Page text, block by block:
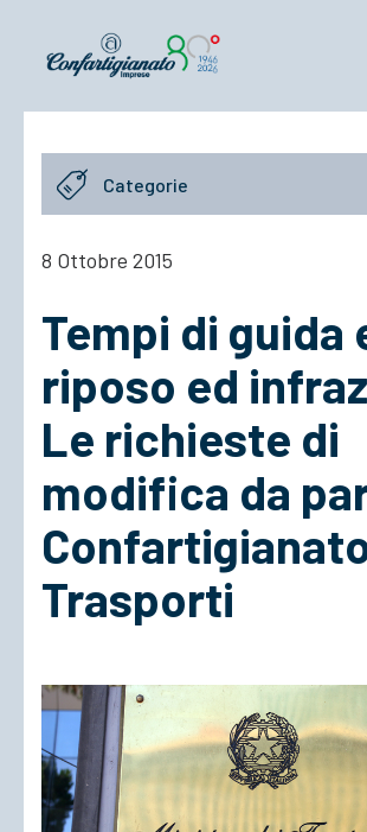
Notizie e Documenti
Confartigianato
Cosa Facciamo
ACCEDI
Categorie
8 Ottobre 2015
Tempi di guida
riposo ed
Le richieste di
modifica da
Trasporti